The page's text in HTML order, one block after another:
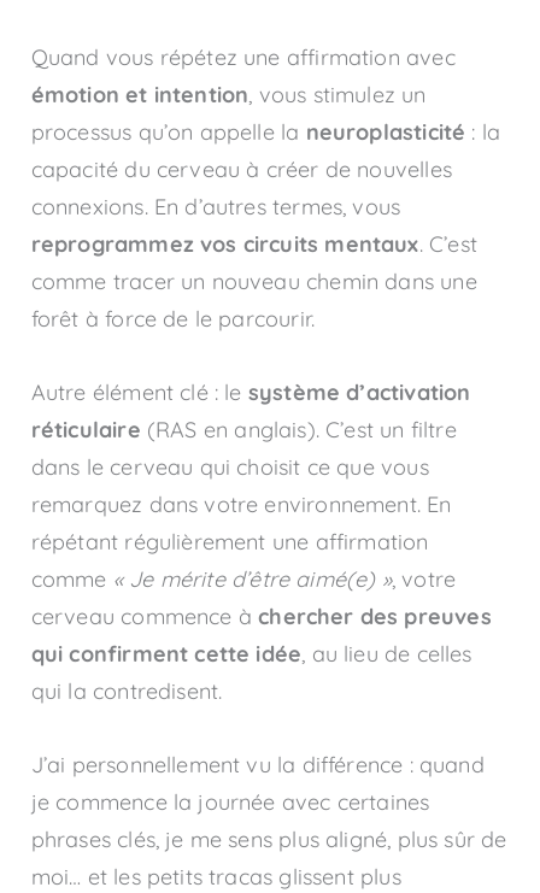
Quand vous répétez une affirmation avec
émotion et intention, vous stimulez un
processus qu’on appelle la neuroplasticité : la
capacité du cerveau à créer de nouvelles
connexions. En d’autres termes, vous
reprogrammez vos circuits mentaux. C’est
comme tracer un nouveau chemin dans une
forêt à force de le parcourir.
Autre élément clé : le système d’activation
réticulaire (RAS en anglais). C’est un filtre
dans le cerveau qui choisit ce que vous
remarquez dans votre environnement. En
répétant régulièrement une affirmation
comme « Je mérite d’être aimé(e) », votre
cerveau commence àchercher des preuves
qui confirment cette idée, au lieu de celles
qui la contredisent.
J’ai personnellement vu la différence : quand
je commence la journée avec certaines
phrases clés, je me sens plus aligné, plus sûr de
moi… et les petits tracas glissent plus